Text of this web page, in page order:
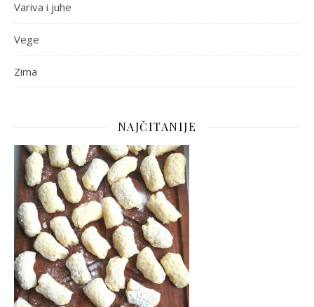
Variva i juhe
Vege
Zima
NAJČITANIJE